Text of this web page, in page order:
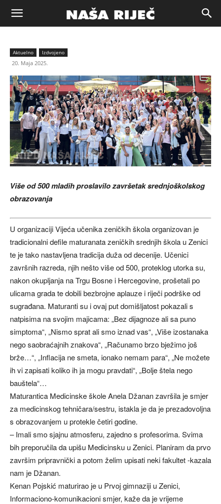
Naša
riječ
Zenica
Aktuelno Izdvojeno
20. Maja 2025.
Više od 500 mladih proslavilo završetak srednjoškolskog
obrazovanja
U organizaciji Vijeća učenika zeničkih škola organizovan je
tradicionalni defile maturanata zeničkih srednjih škola u Zenici
te je tako nastavljena tradicija duža od decenije. Učenici
završnih razreda, njih nešto više od 500, proteklog utorka su,
nakon okupljanja na Trgu Bosne i Hercegovine, prošetali po
ulicama grada te dobili bezbrojne aplauze i riječi podrške od
sugrađana. Maturanti su i ovaj put domišljatost pokazali s
natpisima na svojim majicama: „Bez dijagnoze ali sa puno
simptoma“, „Nismo sprat ali smo iznad vas“, „Više izostanaka
nego saobraćajnih znakova“, „Računamo brzo bježimo još
brže…“, „Inflacija ne smeta, ionako nemam para“, „Ne možete
ih vi zapisati koliko ih ja mogu pravdati“, „Bolje štela nego
bauštela“…
Maturantica Medicinske škole Anela Džanan završila je smjer
za medicinskog tehničara/sestru, istakla je da je prezadovoljna
s obrazovanjem u protekle četiri godine.
– Imali smo sjajnu atmosferu, zajedno s profesorima. Svima
bih preporučila da upišu Medicinsku u Zenici. Planiram da prvo
završim pripravnički a potom želim upisati neki fakultet -kazala
nam je Džanan.
Kenan Pojskić maturirao je u Prvoj gimnaziji u Zenici,
Informaciono-komunikacioni smjer, kaže da je vrijeme